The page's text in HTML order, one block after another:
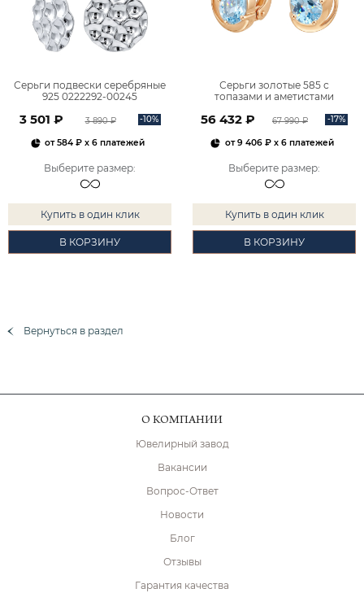
Серьги подвески серебряные
925 0222292-00245
3 501 ₽ 3 890 ₽ -10%
от584 ₽ x 6 платежей
Выберите размер:
Купить в один клик
В КОРЗИНУ
Серьги золотые 585 с
топазами и аметистами
56 432 ₽ 67 990 ₽ -17%
от9 406 ₽x 6 платежей
Выберите размер:
Купить в один клик
В КОРЗИНУ
Вернуться в раздел
О КОМПАНИИ
Ювелирный завод
Вакансии
Вопрос-Ответ
Новости
Блог
Отзывы
Гарантия качества